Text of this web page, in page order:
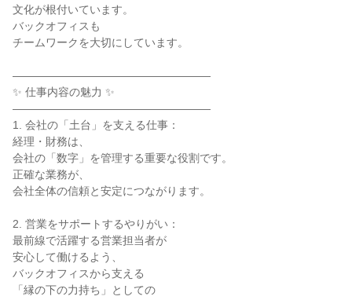
文化が根付いています。
バックオフィスも
チームワークを大切にしています。
――――――――――――――――――
✨ 仕事内容の魅力 ✨
――――――――――――――――――
1. 会社の「土台」を支える仕事：
経理・財務は、
会社の「数字」を管理する重要な役割です。
正確な業務が、
会社全体の信頼と安定につながります。
2. 営業をサポートするやりがい：
最前線で活躍する営業担当者が
安心して働けるよう、
バックオフィスから支える
「縁の下の力持ち」としての